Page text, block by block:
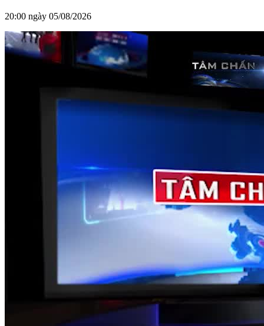
20:00 ngày 05/08/2026